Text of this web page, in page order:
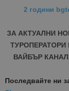
2 години
ЗА АКТУАЛНИ
ВАЙБЪР
Последвайте ни